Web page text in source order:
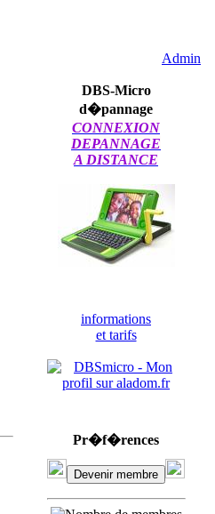
Admin
DBS-Micro
d�pannage
CONNEXION
DEPANNAGE
A DISTANCE
informations
et tarifs
Pr�f�rences